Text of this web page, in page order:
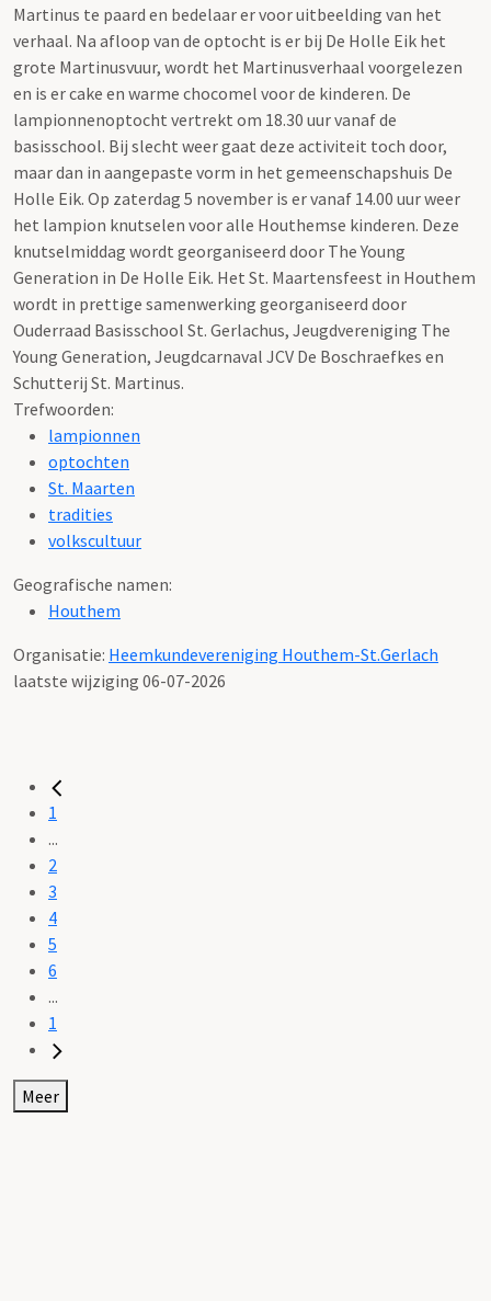
Martinus te paard en bedelaar er voor uitbeelding van het
verhaal. Na afloop van de optocht is er bij De Holle Eik het
grote Martinusvuur, wordt het Martinusverhaal voorgelezen
en is er cake en warme chocomel voor de kinderen. De
lampionnenoptocht vertrekt om 18.30 uur vanaf de
basisschool. Bij slecht weer gaat deze activiteit toch door,
maar dan in aangepaste vorm in het gemeenschapshuis De
Holle Eik. Op zaterdag 5 november is er vanaf 14.00 uur weer
het lampion knutselen voor alle Houthemse kinderen. Deze
knutselmiddag wordt georganiseerd door The Young
Generation in De Holle Eik. Het St. Maartensfeest in Houthem
wordt in prettige samenwerking georganiseerd door
Ouderraad Basisschool St. Gerlachus, Jeugdvereniging The
Young Generation, Jeugdcarnaval JCV De Boschraefkes en
Schutterij St. Martinus.
Trefwoorden:
lampionnen
optochten
St. Maarten
tradities
volkscultuur
Geografische namen:
Houthem
Organisatie: Heemkundevereniging Houthem-St.Gerlach
laatste wijziging 06-07-2026
1
...
2
3
4
5
6
...
1
Meer